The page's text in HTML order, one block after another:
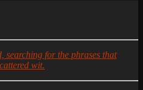
searching for the phrases that
wit.